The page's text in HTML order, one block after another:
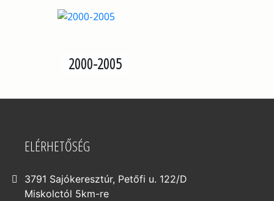
2000-2005
ELÉRHETŐSÉG
3791 Sajókeresztúr, Petőfi u. 122/D
Miskolctól 5km-re